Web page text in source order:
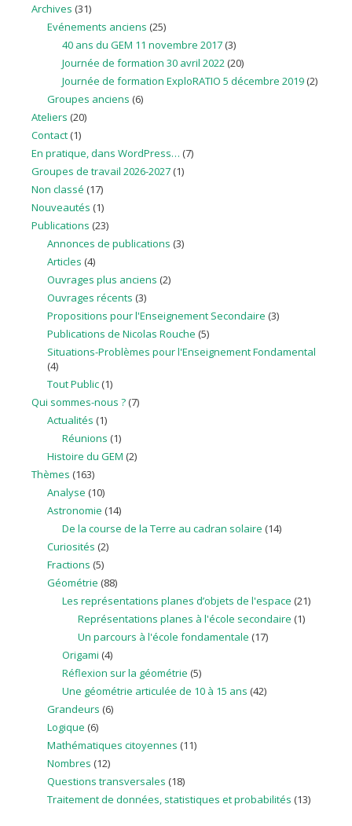
Archives (31)
Evénements anciens (25)
40 ans du GEM 11 novembre 2017 (3)
Journée de formation 30 avril 2022 (20)
Journée de formation ExploRATIO 5 décembre 2019 (2)
Groupes anciens (6)
Ateliers (20)
Contact (1)
En pratique, dans WordPress… (7)
Groupes de travail 2026-2027 (1)
Non classé (17)
Nouveautés (1)
Publications (23)
Annonces de publications (3)
Articles (4)
Ouvrages plus anciens (2)
Ouvrages récents (3)
Propositions pour l'Enseignement Secondaire (3)
Publications de Nicolas Rouche (5)
Situations-Problèmes pour l'Enseignement Fondamental
(4)
Tout Public(1)
Qui sommes-nous ? (7)
Actualités (1)
Réunions (1)
Histoire du GEM (2)
Thèmes (163)
Analyse (10)
Astronomie (14)
De la course de la Terre au cadran solaire (14)
Curiosités (2)
Fractions (5)
Géométrie (88)
Les représentations planes d’objets de l'espace (21)
Représentations planes à l'école secondaire (1)
Un parcours à l'école fondamentale (17)
Origami (4)
Réflexion sur la géométrie (5)
Une géométrie articulée de 10 à 15 ans (42)
Grandeurs (6)
Logique (6)
Mathématiques citoyennes (11)
Nombres (12)
Questions transversales (18)
Traitement de données, statistiques et probabilités (13)